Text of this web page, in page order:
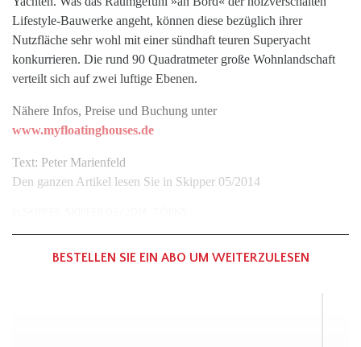
Lifestyle-Bauwerke angeht, können diese bezüglich ihrer
Nutzfläche sehr wohl mit einer sündhaft teuren Superyacht
konkurrieren. Die rund 90 Quadratmeter große Wohnlandschaft
verteilt sich auf zwei luftige Ebenen.
Nähere Infos, Preise und Buchung unter
www.myfloatinghouses.de
Text: Peter Marienfeld
Den ganzen Artikel lesen Sie in Skipper 05/2014
BESTELLEN SIE EIN ABO UM WEITERZULESEN